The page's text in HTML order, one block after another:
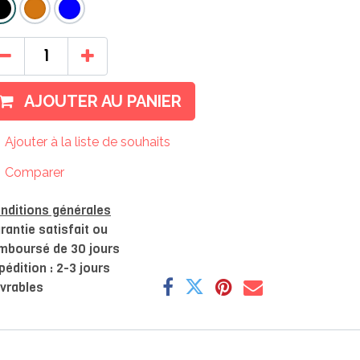
AJOUTER AU PANIER
Ajouter à la liste de souhaits
Comparer
générales
satisfait ou
de 30 jours
: 2-3 jours